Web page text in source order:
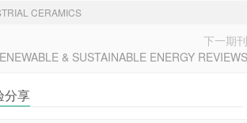
CERAMICS
下一期刊
& SUSTAINABLE ENERGY REVIEWS
分享